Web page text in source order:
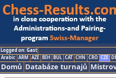
Logged on: Gast
Arabic ARM AZE BIH BUL CAT CHN CRO CZE
Domů Databáze turnajů